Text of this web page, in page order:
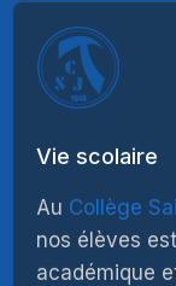
Vie scolaire
Au Collège
nos élèves
académique